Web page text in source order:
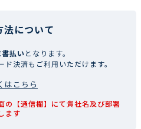
法について
払いとなります。
決済もご利用いただけます。
はこちら
の【通信欄】にて貴社名及び部署
ます